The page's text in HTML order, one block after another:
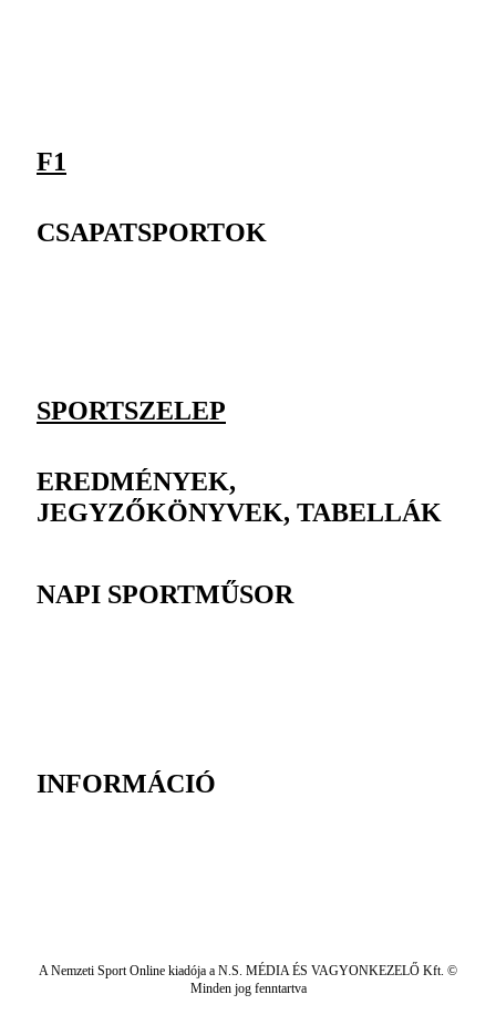
F1
CSAPATSPORTOK
SPORTSZELEP
EREDMÉNYEK,
JEGYZŐKÖNYVEK, TABELLÁK
NAPI SPORTMŰSOR
INFORMÁCIÓ
A Nemzeti Sport Online kiadója a N.S. MÉDIA ÉS VAGYONKEZELŐ Kft. ©
Minden jog fenntartva